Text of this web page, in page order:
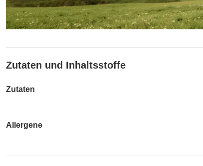
Zutaten und Inhaltsstoffe
Zutaten
Allergene